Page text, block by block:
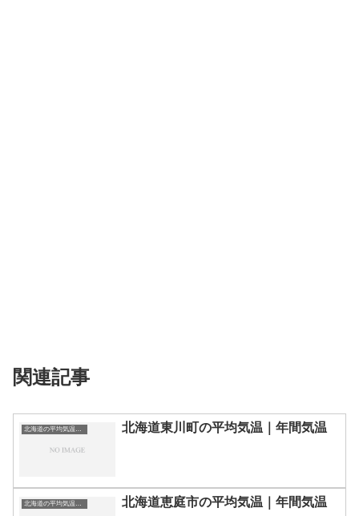
関連記事
北海道の平均気温まとめ 北海道東川町の平均気温｜年間気温
北海道の平均気温まとめ 北海道恵庭市の平均気温｜年間気温